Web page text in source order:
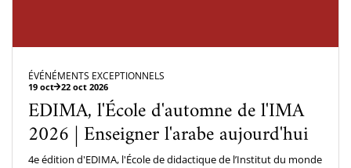
ÉVÉNÉMENTS EXCEPTIONNELS
19 oct 22 oct 2026
EDIMA, l'École d'automne de l'IMA
2026 | Enseigner l'arabe aujourd'hui
4e édition d'EDIMA, l'École de didactique de l’Institut du monde